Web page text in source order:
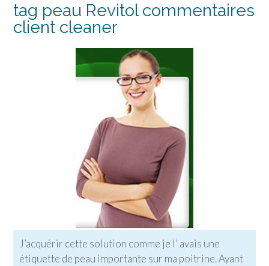
tag peau Revitol commentaires
client cleaner
J’acquérir cette solution comme je l’ avais une
étiquette de peau importante sur ma poitrine. Ayant